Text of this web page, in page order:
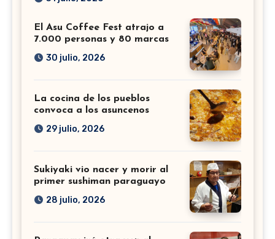
El Asu Coffee Fest atrajo a
7.000 personas y 80 marcas
30 julio, 2026
La cocina de los pueblos
convoca a los asuncenos
29 julio, 2026
Sukiyaki vio nacer y morir al
primer sushiman paraguayo
28 julio, 2026